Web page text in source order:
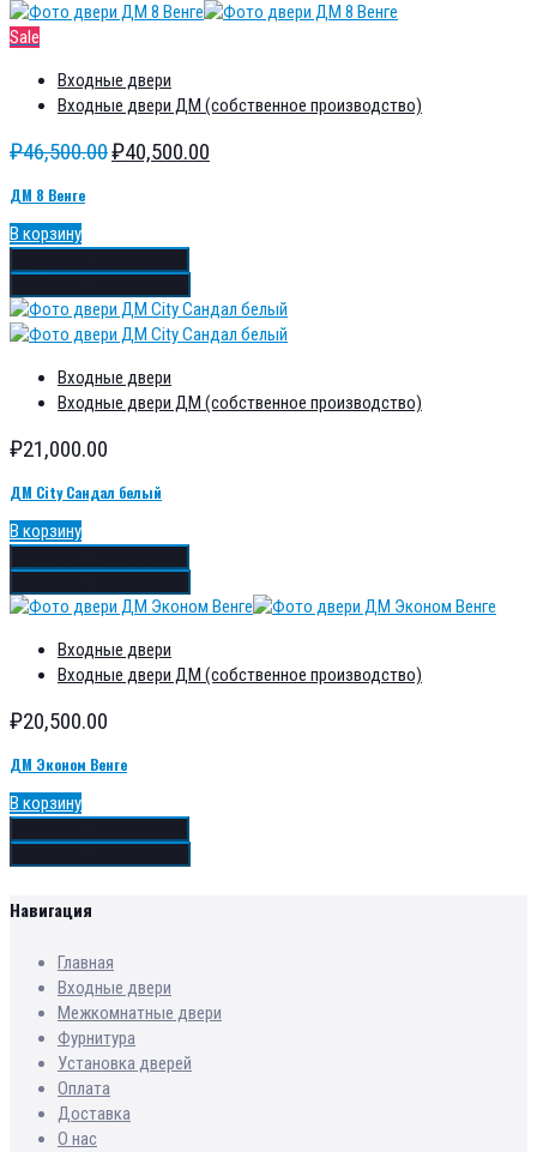
Sale
Входные двери
Входные двери ДМ (собственное производство)
₽46,500.00₽40,500.00
ДМ 8 Венге
В корзину
Входные двери
Входные двери ДМ (собственное производство)
₽21,000.00
ДМ City Сандал белый
В корзину
Входные двери
Входные двери ДМ (собственное производство)
₽20,500.00
ДМ Эконом Венге
В корзину
Навигация
Главная
Входные двери
Межкомнатные двери
Фурнитура
Установка дверей
Оплата
Доставка
О нас